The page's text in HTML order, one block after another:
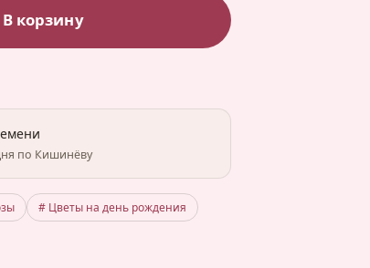
В корзину
по Кишинёву
# Цветы на день рождения